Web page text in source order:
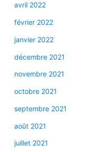
avril 2022
février 2022
janvier 2022
décembre 2021
novembre 2021
octobre 2021
septembre 2021
août 2021
juillet 2021